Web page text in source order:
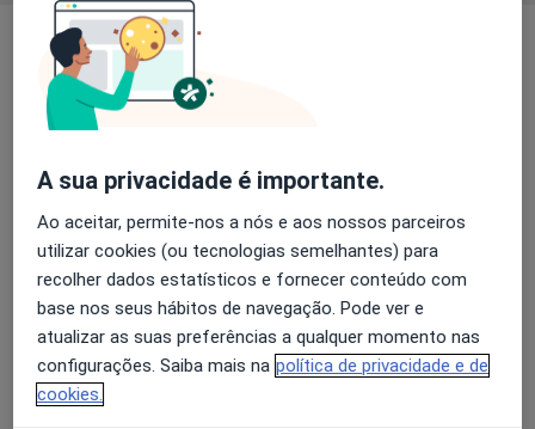
Experiência
Apaixonada pela nutrição e pelo impacto positivo que
ela pode ter na saúde e no bem-estar das pessoas.
Apologista de uma alimentação anti-inflamatória e
Entra em contacto comigo e alcança a tua melhor
versão!
Principais doenças tratadas
Magreza
Transtornos da Alimentação
Hipertensão
Diabetes Mellitus Desnutrição +7
Pacientes que trato
A sua privacidade é importante.
Ao aceitar, permite-nos a nós e aos nossos parceiros
utilizar cookies (ou tecnologias semelhantes) para
recolher dados estatísticos e fornecer conteúdo com
base nos seus hábitos de navegação. Pode ver e
atualizar as suas preferências a qualquer momento nas
configurações. Saiba mais na política de privacidade e de
cookies.